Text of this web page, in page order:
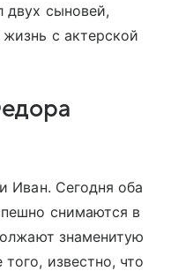
двух сыновей,
с актерской
Иван. Сегодня оба
снимаются в
знаменитую
известно, что